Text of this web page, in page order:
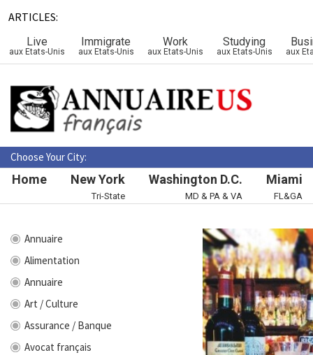
ARTICLES:
Live
aux Etats-Unis
Immigrate
aux Etats-Unis
Work
aux Etats-Unis
Studying
aux Etats-Unis aux
Choose Your City:
Home New York
Tri-State
Washington D.C.
MD & PA & VA
Miami
FL&GA
Annuaire
Alimentation
Annuaire
Art / Culture
Assurance / Banque
Avocat français